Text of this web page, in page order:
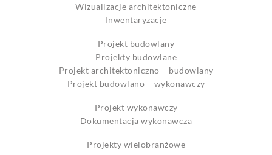
Wizualizacje architektoniczne
Inwentaryzacje
Projekt budowlany
Projekty budowlane
Projekt architektoniczno – budowlany
Projekt budowlano – wykonawczy
Projekt wykonawczy
Dokumentacja wykonawcza
Projekty wielobranżowe